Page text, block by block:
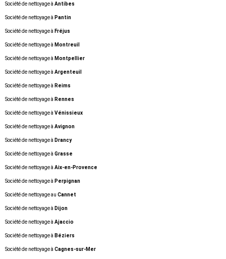
Société de nettoyage à Antibes
Société de nettoyage à Pantin
Société de nettoyage à Fréjus
Société de nettoyage à Montreuil
Société de nettoyage à Montpellier
Société de nettoyage à Argenteuil
Société de nettoyage à Reims
Société de nettoyage à Rennes
Société de nettoyage à Vénissieux
Société de nettoyage à Avignon
Société de nettoyage à Drancy
Société de nettoyage à Grasse
Société de nettoyage à Aix-en-Provence
Société de nettoyage à Perpignan
Société de nettoyage au Cannet
Société de nettoyage à Dijon
Société de nettoyage à Ajaccio
Société de nettoyage à Béziers
Société de nettoyage à Cagnes-sur-Mer